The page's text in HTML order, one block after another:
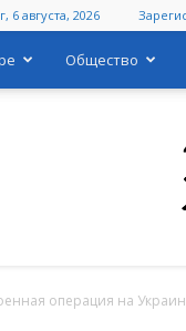
6 августа, 2026
Общество
операция на